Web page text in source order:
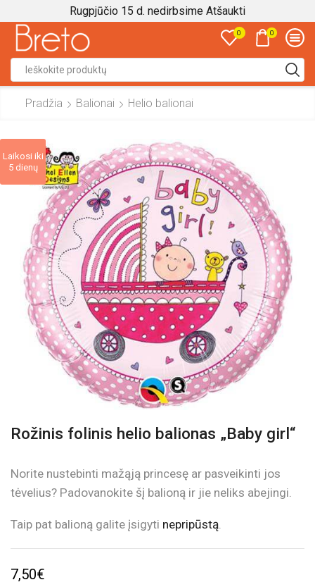
Rugpjūčio 15 d. nedirbsime Atšaukti
0 0
input
Pradžia Balionai Helio balionai
Laikosi iki
5 dienų
Rožinis folinis helio balionas „Baby girl“
Norite nustebinti mažąją princesę ar pasveikinti jos
tėvelius? Padovanokite šį balioną ir jie neliks abejingi.
Taip pat balioną galite įsigyti nepripūstą.
7,50€